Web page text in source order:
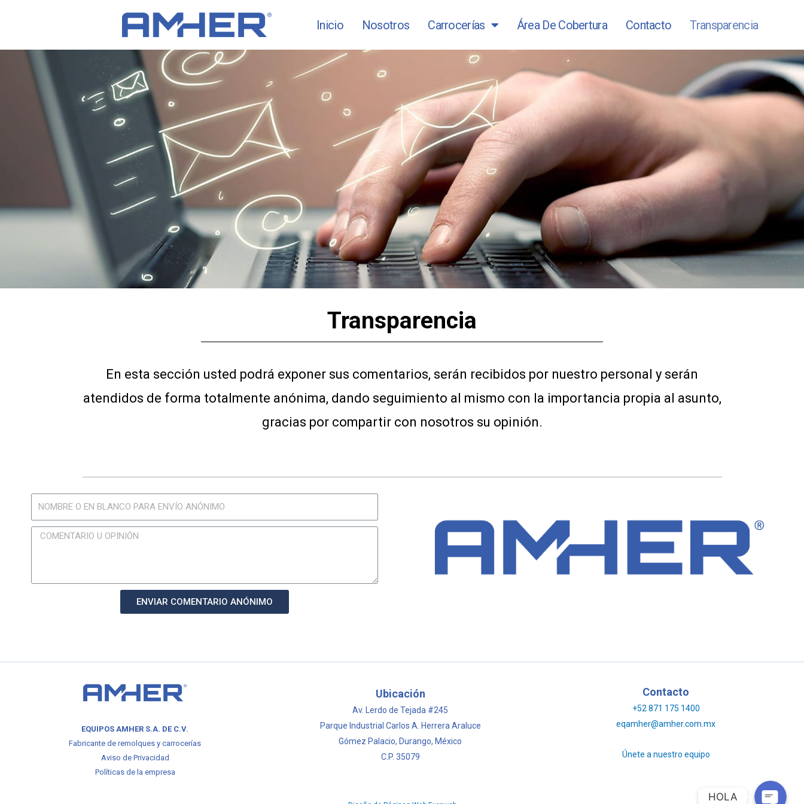
Inicio Nosotros Carrocerías Área De Cobertura Contacto Transparencia
Transparencia
En esta sección usted podrá exponer sus comentarios, serán recibidos por nuestro personal y serán
atendidos de forma totalmente anónima, dando seguimiento al mismo con la importancia propia al asunto,
gracias por compartir con nosotros su opinión.
ENVIAR COMENTARIO ANÓNIMO
EQUIPOS AMHER S.A. DE C.V.
Fabricante de remolques y carrocerías
Aviso de Privacidad
Políticas de la empresa
Ubicación
Av. Lerdo de Tejada #245
Parque Industrial Carlos A. Herrera Araluce
Gómez Palacio, Durango, México
C.P. 35079
Contacto
+52 871 175 1400
eqamher@amher.com.mx
Únete a nuestro equipo
HOLA